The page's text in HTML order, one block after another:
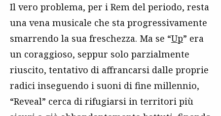
Il vero problema, per i Rem del periodo, resta
una vena musicale che sta progressivamente
smarrendo la sua freschezza. Ma se “Up” era
un coraggioso, seppur solo parzialmente
riuscito, tentativo di affrancarsi dalle proprie
radici inseguendo i suoni di fine millennio,
“Reveal” cerca di rifugiarsi in territori più